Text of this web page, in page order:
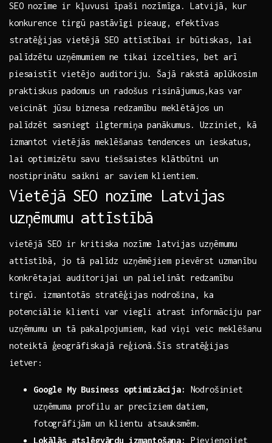
SEO nozīme‌ ir ⁣kļuvusi īpaši nozīmīga. Latvijā, kur
konkurence tirgū pastāvīgi pieaug, efektīvas
stratēģijas vietējā SEO attīstībai ir‍ būtiskas, lai
palīdzētu uzņēmumiem​ ne tikai izcelties, bet arī
piesaistīt vietējo auditoriju. Šajā ⁣rakstā aplūkosim
praktiskus padomus un radošus⁢ risinājumus,kas var
veicināt jūsu biznesa redzamību meklētājos un
palīdzēt sasniegt ilgtermiņa panākumus. Uzziniet, kā
izmantot vietējās meklēšanas tendences un ieskatus,
lai optimizētu⁣ savu tiešsaistes klātbūtni un
nostiprinātu saikni ar saviem klientiem.
Vietējā SEO nozīme Latvijas
uzņēmumu attīstībā
vietējā SEO ir kritiska nozīme latvijas ⁤uzņēmumu
attīstībā, jo⁢ tā palīdz uzņēmējiem pievērst uzmanību
konkrētajai auditorijai‌ un palielināt redzamību
tirgū. izmantotās stratēģijas nodrošina,⁤ ka‌
potenciālie klienti var viegli atrast informāciju par
uzņēmumu ​un ​tā pakalpojumiem, kad viņi veic meklēšanu
noteiktā ģeogrāfiskajā reģionā.Šīs stratēģijas
ietver:
Google My ⁢Business ‌optimizācija:
Nodrošiniet
uzņēmuma profilu ar ‍precīziem datiem,
fotogrāfijām un klientu atsauksmēm.
Lokālās atslēgvārdu izmantošana:
Pievienojiet